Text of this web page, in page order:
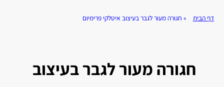
דף הבית » חגורה מעור לגבר בעיצוב איטלקי פרימיום
חגורה מעור לגבר בעיצוב